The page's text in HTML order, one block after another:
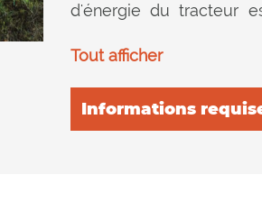
d'énergie du tracteur
dispositif de coupe et
l'intérieur assure une
rouleau d'appui.
Tout afficher
Informations